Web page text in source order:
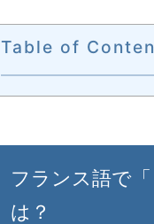
Table of
フランス語で
は？